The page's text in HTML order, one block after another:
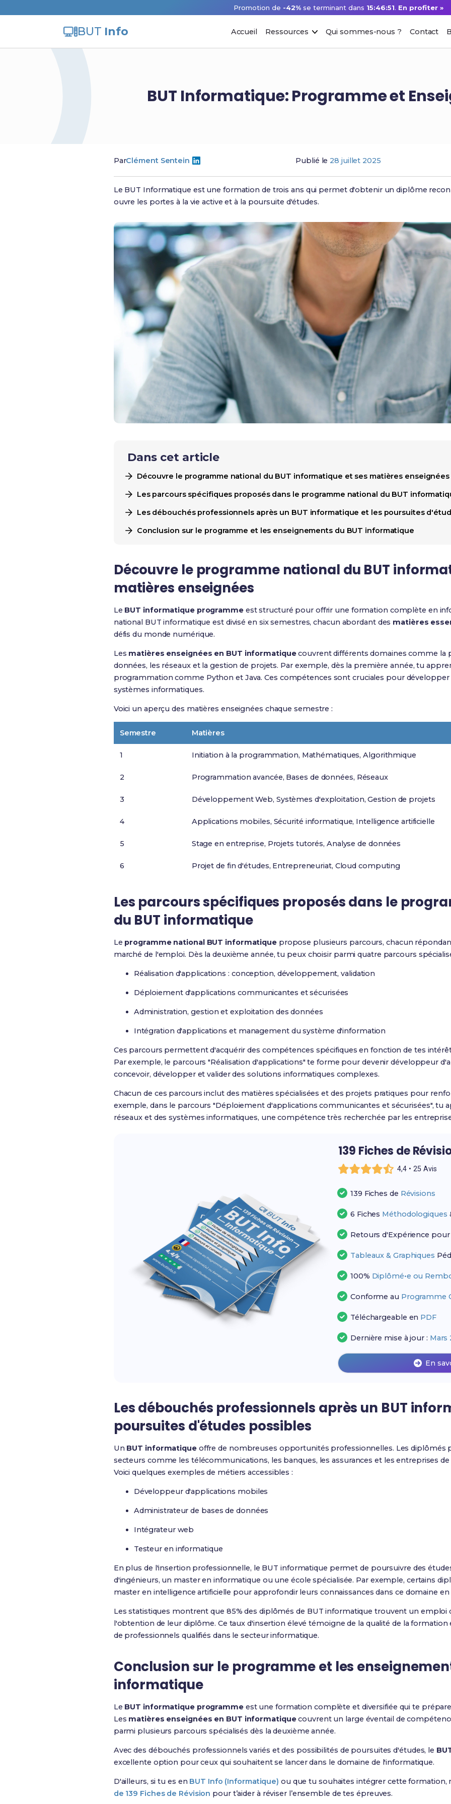
Promotion de -42%se terminant dans 15:46:50.En profiter »
BUT Info Accueil Ressources Qui sommes-nous ? Contact
BUT Informatique: Programme et
ParClément Sentein Publié le 28 juillet 2025
Le BUT Informatique est une formation de trois ans qui permet d'obtenir un diplôme
ouvre les portes à la vie active et à la poursuite d'études.
Dans cet article
Découvre le programme national du BUT informatique et ses matières enseignées
Les parcours spécifiques proposés dans le programme national du BUT
Les débouchés professionnels après un BUT informatique et les poursuites
Conclusion sur le programme et les enseignements du BUT informatique
Découvre le programme national du BUT
matières enseignées
Le BUT informatique programmeest structuré pour offrir une formation complète en
national BUT informatique est divisé en six semestres, chacun abordant des matières
défis du monde numérique.
Les matières enseignées en BUT informatiquecouvrent différents domaines comme la
données, les réseaux et la gestion de projets. Par exemple, dès la première année, tu
programmation comme Python et Java. Ces compétences sont cruciales pour développer
systèmes informatiques.
Voici un aperçu des matières enseignées chaque semestre :
Semestre Matières
1 Initiation à la programmation, Mathématiques, Algorithmique
2 Programmation avancée, Bases de données, Réseaux
3 Développement Web, Systèmes d'exploitation, Gestion de projets
4 Applications mobiles, Sécurité informatique, Intelligence artificielle
5 Stage en entreprise, Projets tutorés, Analyse de données
6 Projet de fin d'études, Entrepreneuriat, Cloud computing
Les parcours spécifiques proposés dans le
du BUT informatique
Le programme national BUT informatiquepropose plusieurs parcours, chacun
marché de l'emploi. Dès la deuxième année, tu peux choisir parmi quatre parcours
Réalisation d'applications : conception, développement, validation
Déploiement d'applications communicantes et sécurisées
Administration, gestion et exploitation des données
Intégration d'applications et management du système d'information
Ces parcours permettent d'acquérir des compétences spécifiques en fonction de tes
Par exemple, le parcours "Réalisation d'applications" te forme pour devenir développeur
concevoir, développer et valider des solutions informatiques complexes.
Chacun de ces parcours inclut des matières spécialisées et des projets pratiques pour
exemple, dans le parcours "Déploiement d'applications communicantes et sécurisées", tu
réseaux et des systèmes informatiques, une compétence très recherchée par les
139 Fiches de
4,4 • 25 Avis
139 Fiches de Révisions
6 Fiches Méthodologiques
Retours d'Expérience pour
Tableaux & Graphiques
100% Diplômé•e ou
Conforme au Programme
Téléchargeable en PDF
Dernière mise à jour : Mars
En
Les débouchés professionnels après un BUT
poursuites d'études possibles
Un BUT informatiqueoffre de nombreuses opportunités professionnelles. Les diplômés
secteurs comme les télécommunications, les banques, les assurances et les entreprises de
Voici quelques exemples de métiers accessibles :
Développeur d'applications mobiles
Administrateur de bases de données
Intégrateur web
Testeur en informatique
En plus de l'insertion professionnelle, le BUT informatique permet de poursuivre des
d'ingénieurs, un master en informatique ou une école spécialisée. Par exemple, certains
master en intelligence artificielle pour approfondir leurs connaissances dans ce domaine
Les statistiques montrent que 85% des diplômés de BUT informatique trouvent un emploi
l'obtention de leur diplôme. Ce taux d'insertion élevé témoigne de la qualité de la formation
de professionnels qualifiés dans le secteur informatique.
Conclusion sur le programme et les
informatique
Le BUT informatique programmeest une formation complète et diversifiée qui te
Les matières enseignées en BUT informatiquecouvrent un large éventail de
parmi plusieurs parcours spécialisés dès la deuxième année.
Avec des débouchés professionnels variés et des possibilités de poursuites d'études, le
excellente option pour ceux qui souhaitent se lancer dans le domaine de l'informatique.
D'ailleurs, si tu es en BUT Info (Informatique) ou que tu souhaites intégrer cette
de 139 Fiches de Révision pour t’aider à réviser l’ensemble de tes épreuves.